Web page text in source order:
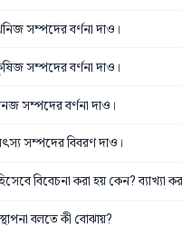
সম্পদের বর্ণনা দাও।
সম্পদের বর্ণনা দাও।
সম্পদের বর্ণনা দাও।
সম্পদের বিবরণ দাও।
বিবেচনা করা হয় কেন? ব্যাখ্যা
বলতে কী বোঝায়?